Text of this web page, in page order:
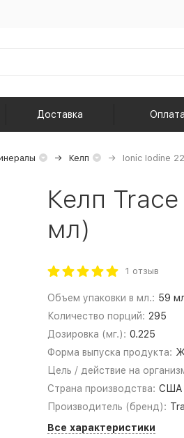
Доставка Оплата
Келп Ionic Iodine
Келп
мл)
1 отзыв
Объем упаковки в мл.: 59
Количество порций: 295
Дозировка (мг.): 0.225
Форма выпуска продукта:
Цель / действие на
Страна производства: США
Производитель (бренд):
Все характеристики